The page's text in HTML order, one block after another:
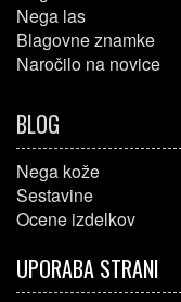
Nega las
Blagovne znamke
Naročilo na novice
BLOG
Nega kože
Sestavine
Ocene izdelkov
UPORABA STRANI